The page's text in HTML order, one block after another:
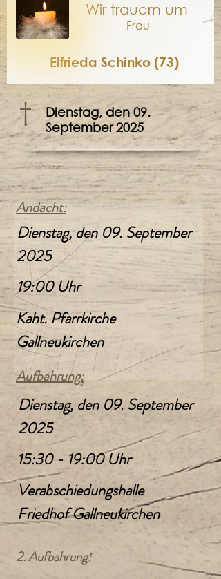
Wir trauern um
Elfrieda Schinko (73)
Frau
Dienstag, den 09.
September 2025
†
Andacht:
Dienstag, den 09. September
2025
19:00 Uhr
Kaht. Pfarrkirche
Gallneukirchen
Aufbahrung:
Dienstag, den 09. September
2025
15:30 - 19:00 Uhr
Verabschiedungshalle
Friedhof Gallneukirchen
2. Aufbahrung: